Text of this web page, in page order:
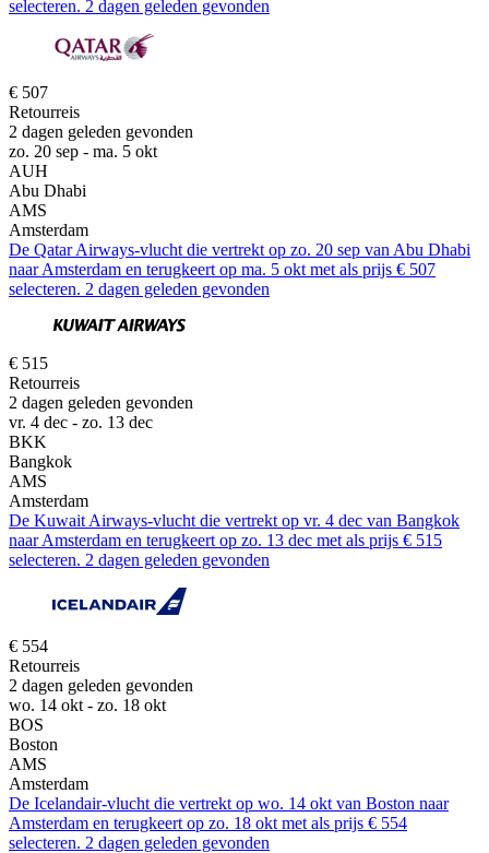
selecteren. 2 dagen geleden gevonden
€ 507
Retourreis
2 dagen geleden gevonden
zo. 20 sep - ma. 5 okt
AUH
Abu Dhabi
AMS
Amsterdam
De Qatar Airways-vlucht die vertrekt op zo. 20 sep van Abu Dhabi
naar Amsterdam en terugkeert op ma. 5 okt met als prijs € 507
selecteren. 2 dagen geleden gevonden
€ 515
Retourreis
2 dagen geleden gevonden
vr. 4 dec - zo. 13 dec
BKK
Bangkok
AMS
Amsterdam
De Kuwait Airways-vlucht die vertrekt op vr. 4 dec van Bangkok
naar Amsterdam en terugkeert op zo. 13 dec met als prijs € 515
selecteren. 2 dagen geleden gevonden
€ 554
Retourreis
2 dagen geleden gevonden
wo. 14 okt - zo. 18 okt
BOS
Boston
AMS
Amsterdam
De Icelandair-vlucht die vertrekt op wo. 14 okt van Boston naar
Amsterdam en terugkeert op zo. 18 okt met als prijs € 554
selecteren. 2 dagen geleden gevonden